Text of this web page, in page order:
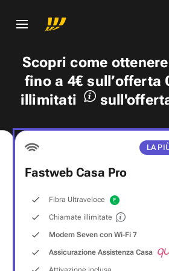
Scopri come
fino a 4€ sull’offerta
illimitati
LA
Fastweb Casa Pro
Fibra Ultraveloce
Chiamate illimitate
Modem Seven con Wi‑Fi 7
Assicurazione Assistenza Casa